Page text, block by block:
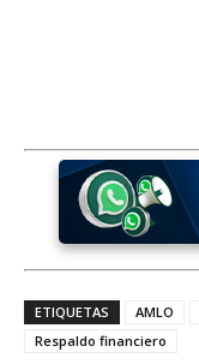
ETIQUETAS AMLO
Respaldo financiero